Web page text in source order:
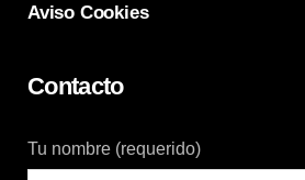
Aviso Cookies
Contacto
Tu nombre (requerido)